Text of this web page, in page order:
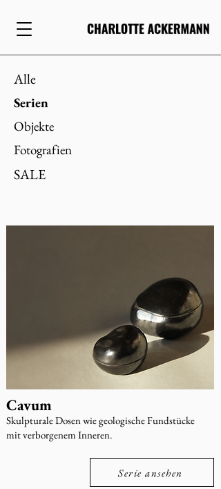
Alle
Serien
Objekte
Fotografien
SALE
Cavum
Skulpturale Dosen wie geologische Fundstücke
mit verborgenem Inneren.
Serie ansehen